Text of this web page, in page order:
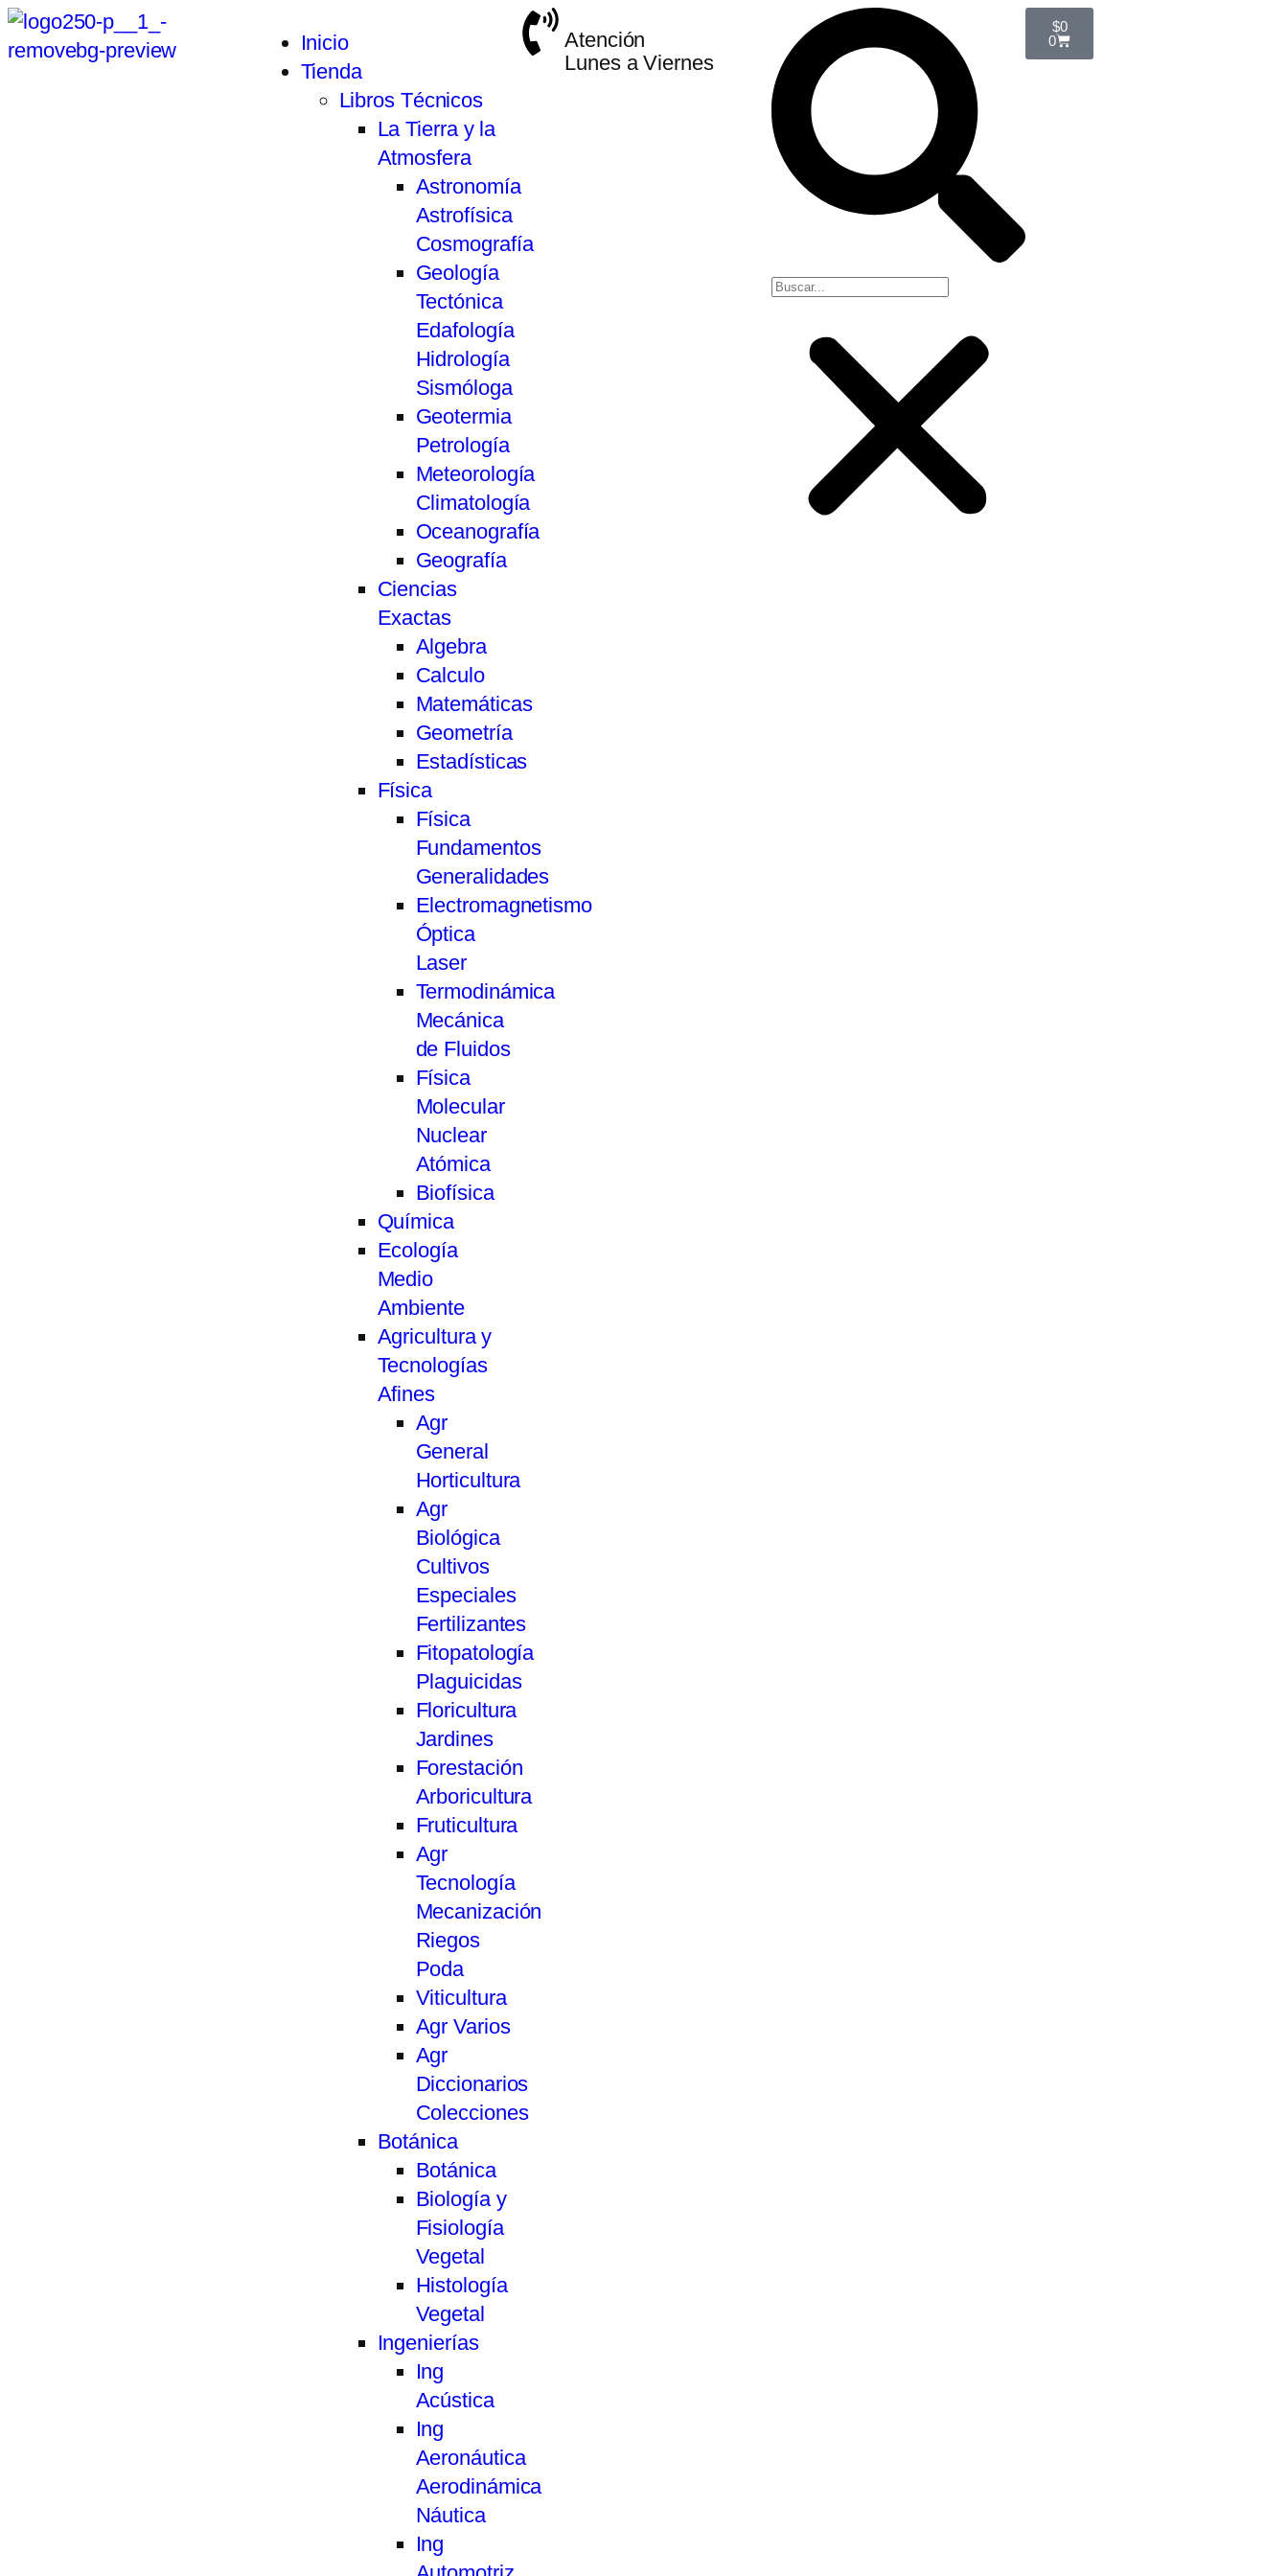
Inicio
Tienda
Libros Técnicos
La Tierra y la
Atmosfera
Astronomía
Astrofísica
Cosmografía
Geología
Tectónica
Edafología
Hidrología
Sismóloga
Geotermia
Petrología
Meteorología
Climatología
Oceanografía
Geografía
Ciencias
Exactas
Algebra
Calculo
Matemáticas
Geometría
Estadísticas
Física
Física
Fundamentos
Generalidades
Electromagnetismo
Óptica
Laser
Termodinámica
Mecánica
de Fluidos
Física
Molecular
Nuclear
Atómica
Biofísica
Química
Ecología
Medio
Ambiente
Agricultura y
Tecnologías
Afines
Agr
General
Horticultura
Agr
Biológica
Cultivos
Especiales
Fertilizantes
Fitopatología
Plaguicidas
Floricultura
Jardines
Forestación
Arboricultura
Fruticultura
Agr
Tecnología
Mecanización
Riegos
Poda
Viticultura
Agr Varios
Agr
Diccionarios
Colecciones
Botánica
Botánica
Biología y
Fisiología
Vegetal
Histología
Vegetal
Ingenierías
Ing
Acústica
Ing
Aeronáutica
Aerodinámica
Náutica
Ing
Atención
Lunes a Viernes
$0
0